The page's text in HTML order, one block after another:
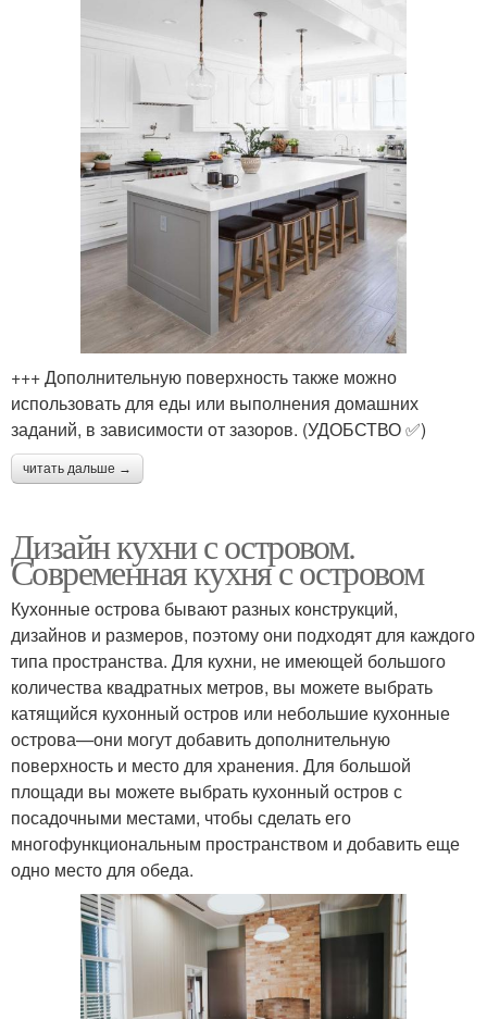
+++ Дополнительную поверхность также можно
использовать для еды или выполнения домашних
заданий, в зависимости от зазоров. (УДОБСТВО ✅)
читать дальше →
Дизайн кухни с островом.
Современная кухня с островом
Кухонные острова бывают разных конструкций,
дизайнов и размеров, поэтому они подходят для каждого
типа пространства. Для кухни, не имеющей большого
количества квадратных метров, вы можете выбрать
катящийся кухонный остров или небольшие кухонные
острова—они могут добавить дополнительную
поверхность и место для хранения. Для большой
площади вы можете выбрать кухонный остров с
посадочными местами, чтобы сделать его
многофункциональным пространством и добавить еще
одно место для обеда.